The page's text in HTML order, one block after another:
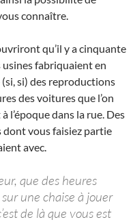
connaître.
qu’il y a cinquante
usines fabriquaient en
si) des reproductions
des voitures que l’on
l’époque dans la rue. Des
dont vous faisiez partie
avec.
que des heures
une chaise à jouer
de là que vous est